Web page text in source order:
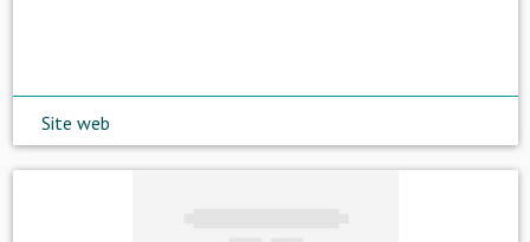
Site web